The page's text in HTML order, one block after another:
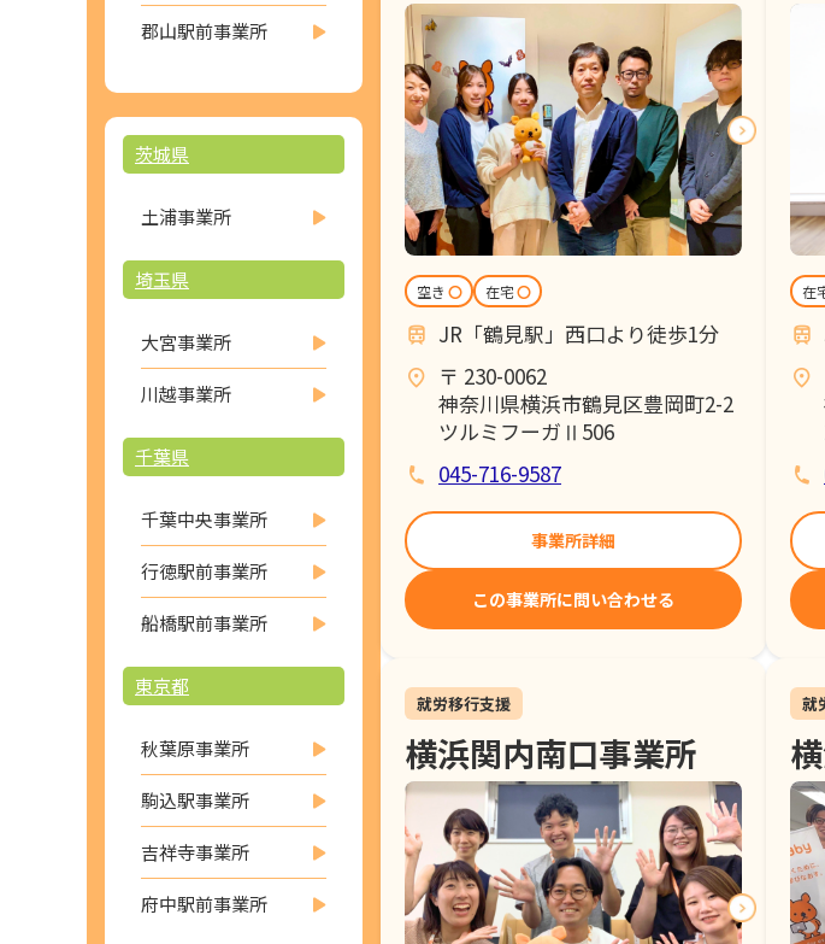
郡山駅前事業所
茨城県
土浦事業所
埼玉県
大宮事業所
川越事業所
千葉県
千葉中央事業所
行徳駅前事業所
船橋駅前事業所
東京都
秋葉原事業所
駒込駅事業所
吉祥寺事業所
府中駅前事業所
空き 〇 在宅〇
JR「鶴見駅」西口より徒歩1分
〒 230-0062
神奈川県横浜市鶴見区豊岡町2-2
ツルミフーガⅡ506
045-716-9587
事業所詳細
この事業所に問い合わせる
在
就労移行支援
横浜関内南口事業所
就